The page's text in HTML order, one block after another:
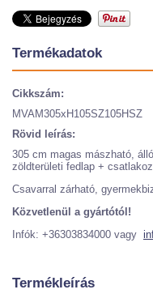
Termékadatok
Cikkszám:
MVAM305xH105SZ105HSZ
Rövid leírás:
305 cm magas mászható,
zöldterületi fedlap +
Csavarral zárható,
Közvetlenül a gyártótól!
Infók: +36303834000 vagy
Termékleírás